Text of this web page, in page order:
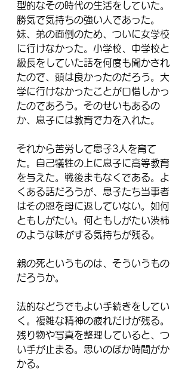
型的なその時代の生活をしていた。
勝気で気持ちの強い人であった。
妹、弟の面倒のため、ついに女学校
に行けなかった。小学校、中学校と
級長をしていた話を何度も聞かされ
たので、頭は良かったのだろう。大
学に行けなかったことが口惜しかっ
たのであろう。そのせいもあるの
か、息子には教育で力を入れた。
それから苦労して息子3人を育て
た。自己犠牲の上に息子に高等教育
を与えた。戦後まもなくである。よ
くある話だろうが、息子たち当事者
はその恩を母に返していない。如何
ともしがたい。何ともしがたい渋柿
のような味がする気持ちが残る。
親の死というものは、そういうもの
だろうか。
法的などうでもよい手続きをしてい
く。複雑な精神の疲れだけが残る。
残り物や写真を整理していると、つ
い手が止まる。思いのほか時間がか
かる。